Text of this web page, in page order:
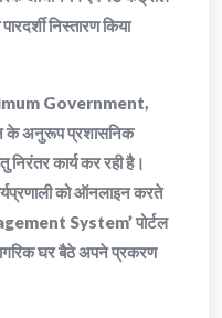
निस्तारण किया
Government,
अनुरूप प्रशासनिक
निरंतर कार्य कर रही है।
को ऑनलाइन करते
System’ पोर्टल
घर बैठे अपने प्रकरण